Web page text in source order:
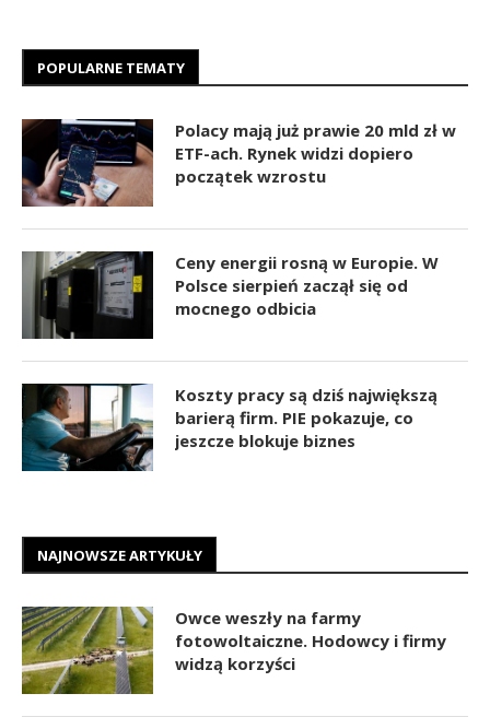
POPULARNE TEMATY
Polacy mają już prawie 20 mld zł w
ETF-ach. Rynek widzi dopiero
początek wzrostu
Ceny energii rosną w Europie. W
Polsce sierpień zaczął się od
mocnego odbicia
Koszty pracy są dziś największą
barierą firm. PIE pokazuje, co
jeszcze blokuje biznes
NAJNOWSZE ARTYKUŁY
Owce weszły na farmy
fotowoltaiczne. Hodowcy i firmy
widzą korzyści